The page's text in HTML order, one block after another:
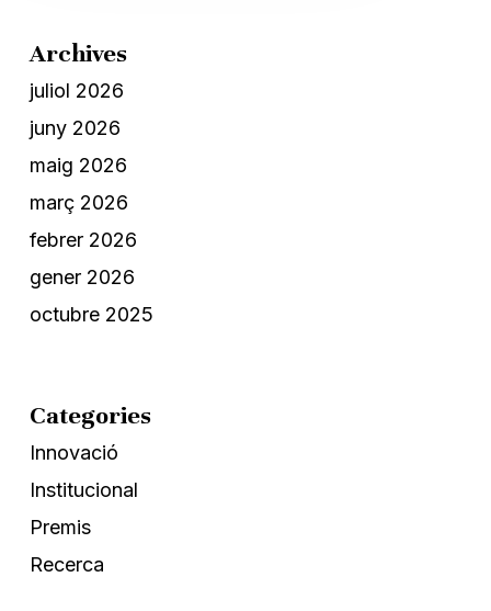
Archives
juliol 2026
juny 2026
maig 2026
març 2026
febrer 2026
gener 2026
octubre 2025
Categories
Innovació
Institucional
Premis
Recerca